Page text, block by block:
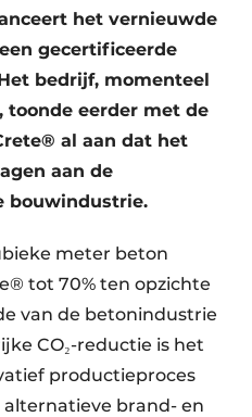
het vernieuwde
gecertificeerde
bedrijf, momenteel
toonde eerder met de
al aan dat het
aan de
bouwindustrie.
meter beton
tot 70% ten opzichte
van de betonindustrie
CO₂-reductie is het
productieproces
brand- en